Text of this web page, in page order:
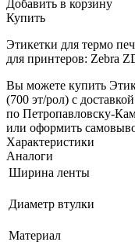
Добавить в корзину
Купить
Этикетки для термо
для принтеров: Zebra
Вы можете купить
(700 эт/рол) с доставкой
по Петропавловску-
или оформить
Характеристики
Аналоги
Ширина ленты
Диаметр втулки
Материал